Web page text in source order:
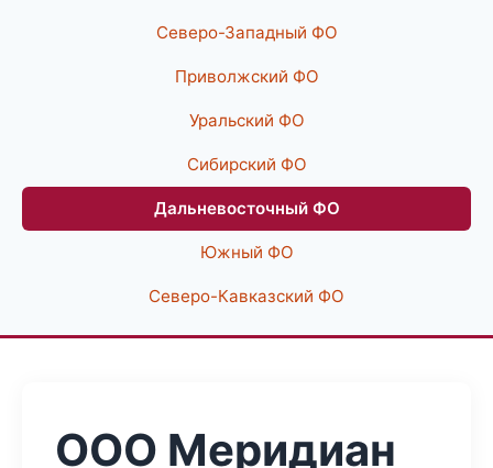
Северо-Западный ФО
Приволжский ФО
Уральский ФО
Сибирский ФО
Дальневосточный ФО
Южный ФО
Северо-Кавказский ФО
ООО Меридиан